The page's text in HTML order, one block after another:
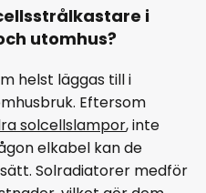
i
utomhus?
helst läggas till i
Eftersom
solcellslampor, inte
elkabel kan de
Solradiatorer medför